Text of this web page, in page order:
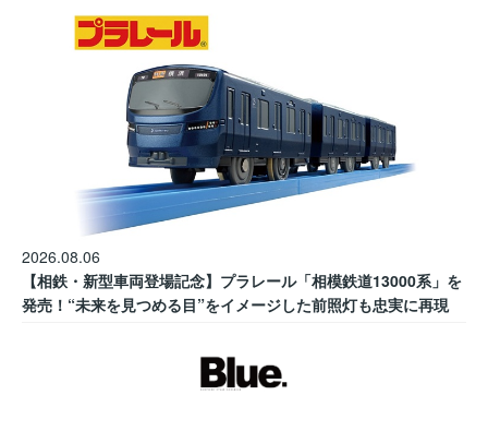
2026.08.06
【相鉄・新型車両登場記念】プラレール「相模鉄道13000系」を
発売！“未来を見つめる目”をイメージした前照灯も忠実に再現